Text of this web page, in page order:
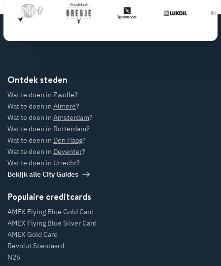
Ontdek steden
Wat te doen in Zwolle?
Wat te doen in Almere?
Wat te doen in Amsterdam?
Wat te doen in Rotterdam?
Wat te doen in Den Haag?
Wat te doen in Deventer?
Wat te doen in Utrecht?
Bekijk alle City Guides
Populaire creditcards
AMEX Flying Blue Gold Card
AMEX Flying Blue Silver Card
AMEX Gold Card
Revolut Standaard
N26